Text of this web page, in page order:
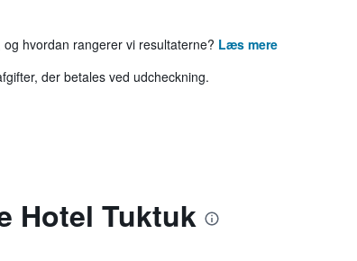
hvordan rangerer vi resultaterne? Læs mere
der betales ved udcheckning.
Hotel Tuktuk